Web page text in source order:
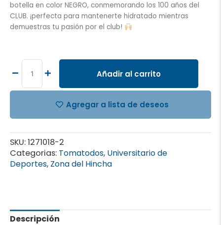
botella en color NEGRO, conmemorando los 100 años del
CLUB. ¡perfecta para mantenerte hidratado mientras
demuestras tu pasión por el club!
Universitario
de
3
cantidad
Añadir al carrito
Agregar a lista de deseos
SKU:1271018-2
Categorias: Tomatodos, Universitario de
Deportes, Zona del Hincha
Descripción